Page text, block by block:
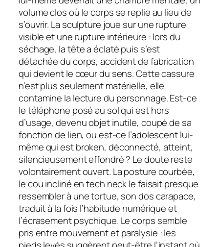
volume clos où le corps se replie au lieu de
s’ouvrir. La sculpture joue sur une rupture
visible et une rupture intérieure : lors du
séchage, la tête a éclaté puis s’est
détachée du corps, accident de fabrication
qui devient le cœur du sens. Cette cassure
n’est plus seulement matérielle, elle
contamine la lecture du personnage. Est-ce
le téléphone posé au sol qui est hors
d’usage, devenu objet inutile, coupé de sa
fonction de lien, ou est-ce l’adolescent lui-
même qui est broken, déconnecté, atteint,
silencieusement effondré ? Le doute reste
volontairement ouvert. La posture courbée,
le cou incliné en tech neck le faisait presque
ressembler à une tortue, son dos carapace,
traduit à la fois l’habitude numérique et
l’écrasement psychique. Le corps semble
pris entre mouvement et paralysie : les